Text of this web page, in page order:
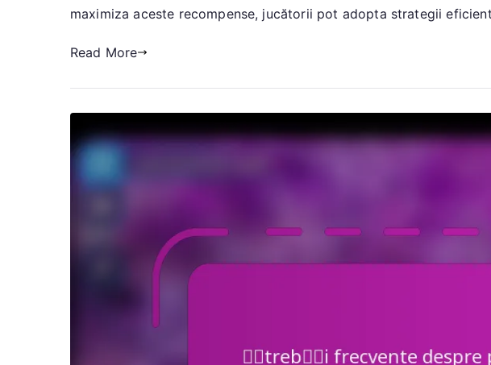
maximiza aceste recompense, jucătorii pot adopta strategii
Read More